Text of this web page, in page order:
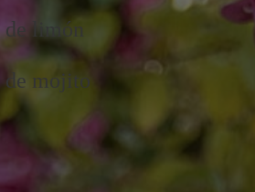
de limón
de mojito